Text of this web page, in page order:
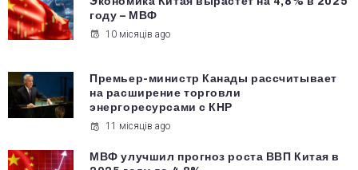
году – МВФ
10 місяців ago
Премьер-министр Канады рассчитывает
на расширение торговли
энергоресурсами с КНР
11 місяців ago
МВФ улучшил прогноз роста ВВП Китая в